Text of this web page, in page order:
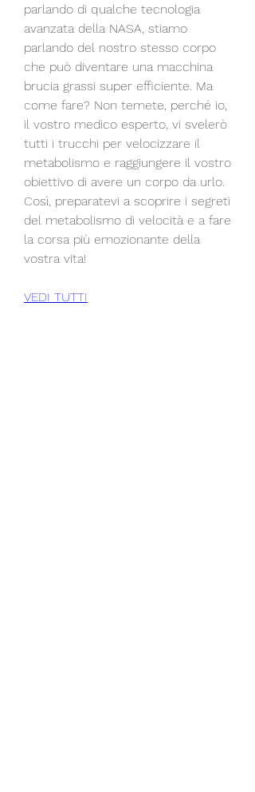
parlando di qualche tecnologia
avanzata della NASA, stiamo
parlando del nostro stesso corpo
che può diventare una macchina
brucia grassi super efficiente. Ma
come fare? Non temete, perché io,
il vostro medico esperto, vi svelerò
tutti i trucchi per velocizzare il
metabolismo e raggiungere il vostro
obiettivo di avere un corpo da urlo.
Così, preparatevi a scoprire i segreti
del metabolismo di velocità e a fare
la corsa più emozionante della
vostra vita!
VEDI TUTTI